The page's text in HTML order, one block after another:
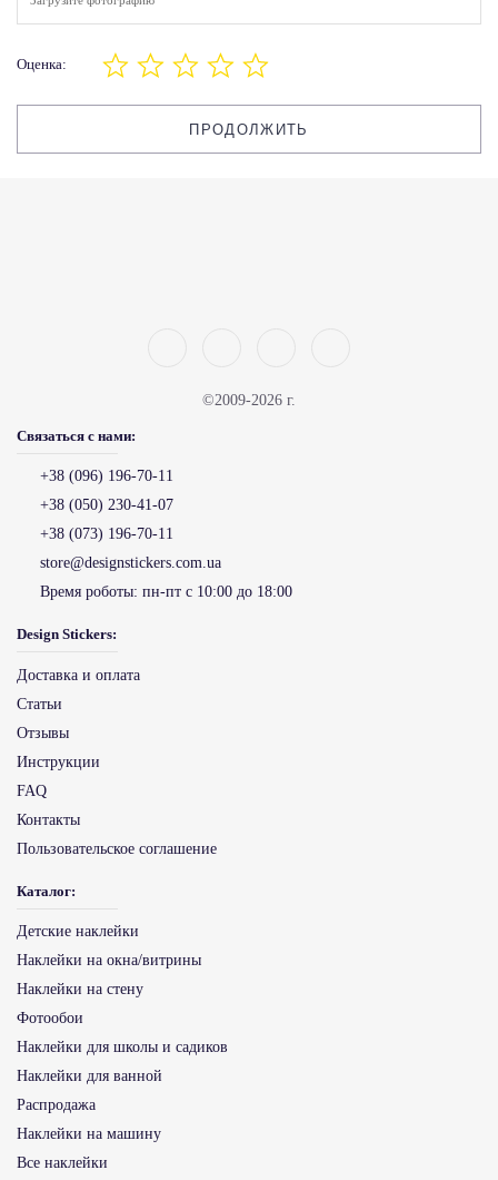
Оценка:
ПРОДОЛЖИТЬ
©2009-2026 г.
Связаться с нами:
+38 (096) 196-70-11
+38 (050) 230-41-07
+38 (073) 196-70-11
store@designstickers.com.ua
Время роботы: пн-пт с 10:00 до 18:00
Design Stickers:
Доставка и оплата
Статьи
Отзывы
Инструкции
FAQ
Контакты
Пользовательское соглашение
Каталог:
Детские наклейки
Наклейки на окна/витрины
Наклейки на стену
Фотообои
Наклейки для школы и садиков
Наклейки для ванной
Распродажа
Наклейки на машину
Все наклейки